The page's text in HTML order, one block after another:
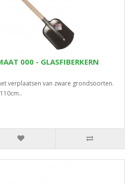
000 - GLASFIBERKERN
verplaatsen van zware grondsoorten.